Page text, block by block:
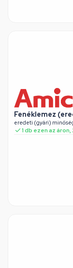
Fenéklemez
eredeti (gyári)
1 db ezen az